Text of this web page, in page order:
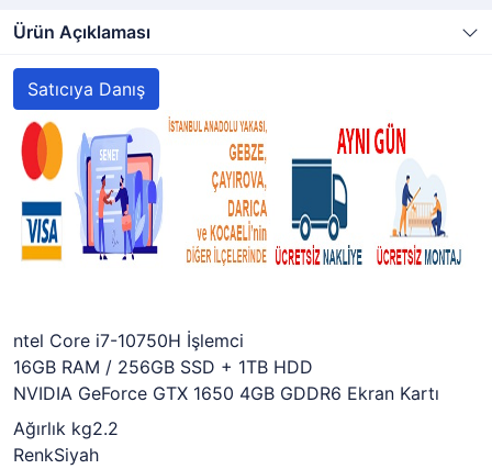
Ürün Açıklaması
Satıcıya Danış
ntel Core i7-10750H İşlemci
16GB RAM / 256GB SSD + 1TB HDD
NVIDIA GeForce GTX 1650 4GB GDDR6 Ekran Kartı
Ağırlık kg2.2
RenkSiyah